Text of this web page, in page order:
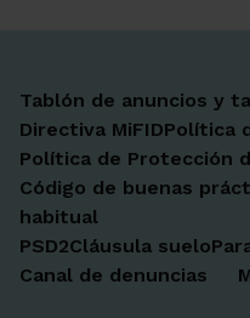
Tablón de anuncios y
Directiva MiFIDPolítica
Política de Protección
Código de buenas
habitual
PSD2Cláusula suelo
Canal de denuncias